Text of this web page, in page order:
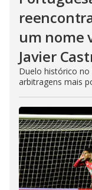
um nome
Javier
Duelo histórico
arbitragens mais